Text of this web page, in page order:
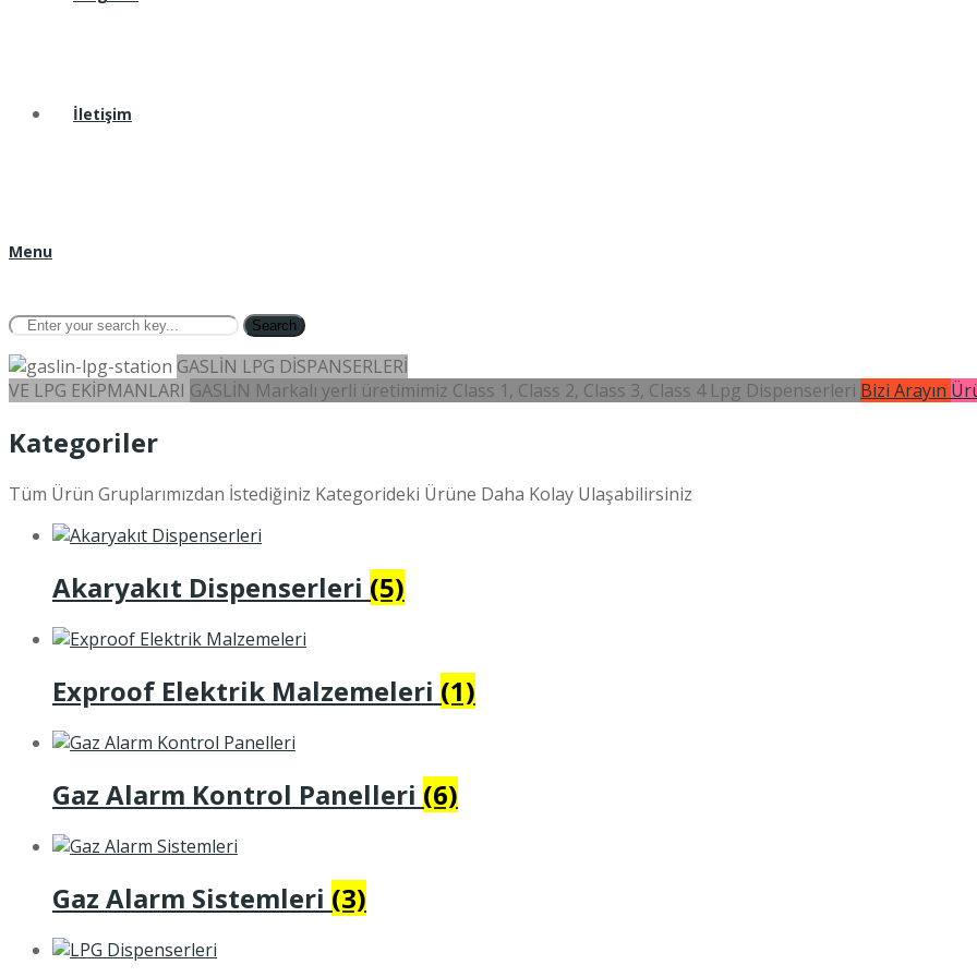
İletişim
Menu
Search
GASLİN LPG DİSPANSERLERİ
VE LPG EKİPMANLARI GASLİN Markalı yerli üretimimiz Class 1, Class 2, Class 3, Class 4 Lpg Dispenserleri Bizi Arayın
Kategoriler
Tüm Ürün Gruplarımızdan İstediğiniz Kategorideki Ürüne Daha Kolay Ulaşabilirsiniz
Akaryakıt Dispenserleri (5)
Exproof Elektrik Malzemeleri (1)
Gaz Alarm Kontrol Panelleri (6)
Gaz Alarm Sistemleri (3)